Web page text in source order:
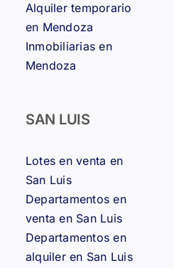
Alquiler temporario
en Mendoza
Inmobiliarias en
Mendoza
SAN LUIS
Lotes en venta en
San Luis
Departamentos en
venta en San Luis
Departamentos en
alquiler en San Luis